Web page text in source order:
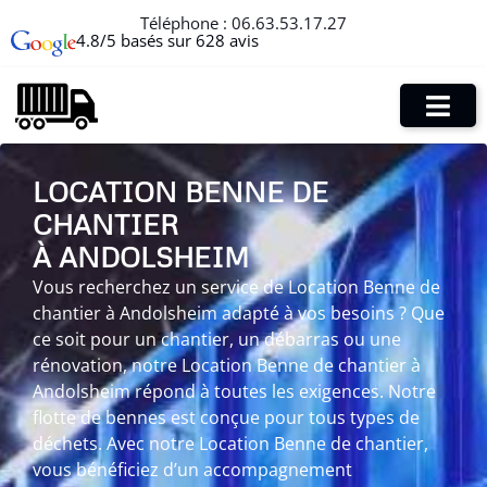
Téléphone : 06.63.53.17.27
4.8/5 basés sur 628 avis
LOCATION BENNE DE
CHANTIER
À ANDOLSHEIM
Vous recherchez un service de Location Benne de
chantier à Andolsheim adapté à vos besoins ? Que
ce soit pour un chantier, un débarras ou une
rénovation, notre Location Benne de chantier à
Andolsheim répond à toutes les exigences. Notre
flotte de bennes est conçue pour tous types de
déchets. Avec notre Location Benne de chantier,
vous bénéficiez d’un accompagnement